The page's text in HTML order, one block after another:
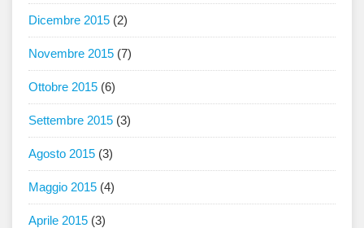
Dicembre 2015 (2)
Novembre 2015 (7)
Ottobre 2015 (6)
Settembre 2015 (3)
Agosto 2015 (3)
Maggio 2015 (4)
Aprile 2015 (3)